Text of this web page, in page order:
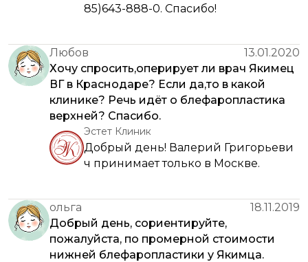
85)643-888-0. Спасибо!
Любов
13.01.2020
Хочу спросить,оперирует ли врач Якимец
ВГ в Краснодаре? Если да,то в какой
клинике? Речь идёт о блефаропластика
верхней? Спасибо.
Эстет Клиник
Добрый день! Валерий Григорьеви
ч принимает только в Москве.
ольга
18.11.2019
Добрый день, сориентируйте,
пожалуйста, по промерной стоимости
нижней блефаропластики у Якимца.